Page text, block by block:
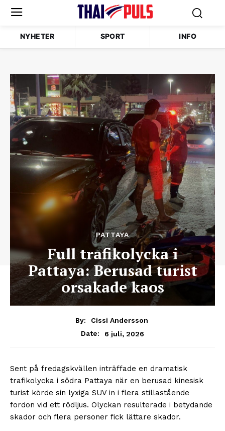
NYHETER SPORT INFO
PATTAYA
Full trafikolycka i
Pattaya: Berusad turist
orsakade kaos
By:
Cissi Andersson
Date:
6 juli, 2026
Sent på fredagskvällen inträffade en dramatisk
trafikolycka i södra Pattaya när en berusad kinesisk
turist körde sin lyxiga SUV in i flera stillastående
fordon vid ett rödljus. Olyckan resulterade i betydande
skador och flera personer fick lättare skador.